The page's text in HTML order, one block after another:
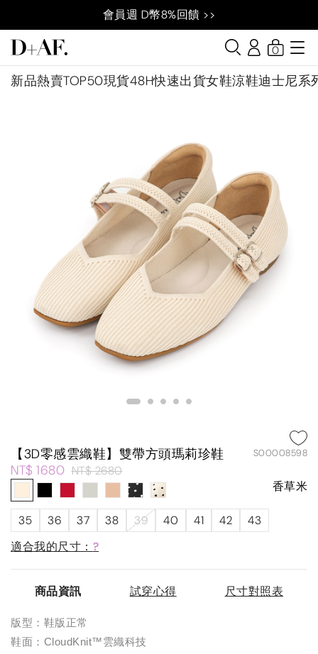
會員週 D幣8%回饋 >>
新品熱賣TOP50現貨48H快速出貨女鞋涼鞋迪士尼系
0
【3D零感雲織鞋】雙帶方頭瑪莉珍鞋 S00008598
NT$ 1680 NT$ 2680
香草米
35 36 37 38 39 40 41 42
43
適合我的尺寸： ?
商品資訊 試穿心得 尺寸對照表
版型：鞋版正常
鞋面：CloudKnit™雲織科技